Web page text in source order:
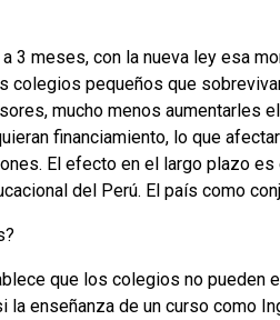
3 meses, con la nueva ley esa
pequeños que
mucho menos aumentarles
financiamiento, lo que
El efecto en el largo plazo
del Perú. El país como
que los colegios no pueden
enseñanza de un curso como